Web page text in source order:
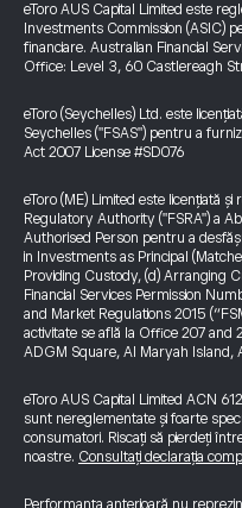
eToro AUS Capital Limited este
Investments Commission (ASIC)
financiare. Australian Financial
Office: Level 3, 60 Castlereagh
eToro (Seychelles) Ltd. este
Seychelles ("FSAS") pentru a
Act 2007 License #SD076
eToro (ME) Limited este licențiată
Regulatory Authority ("FSRA") a
Authorised Person pentru a
in Investments as Principal
Providing Custody, (d) Arranging
Financial Services Permission
and Market Regulations 2015
activitate se află la Office 207 and
ADGM Square, Al Maryah Island,
eToro AUS Capital Limited ACN
sunt nereglementate și foarte
consumatori. Riscați să pierdeți
noastre. Consultați declarația
Performanța anterioară nu